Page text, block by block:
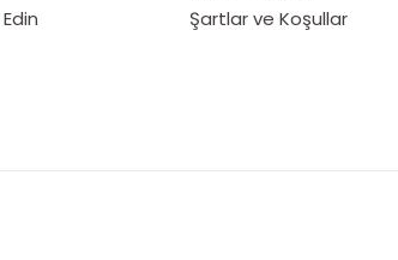
Şartlar ve Koşullar